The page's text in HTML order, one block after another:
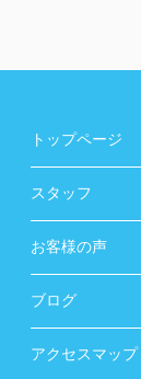
トップページ
スタッフ
お客様の声
ブログ
アクセスマップ